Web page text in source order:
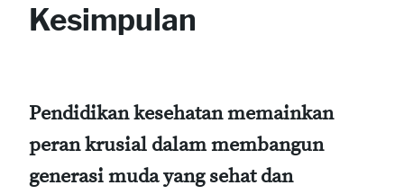
Kesimpulan
Pendidikan kesehatan memainkan
peran krusial dalam membangun
generasi muda yang sehat dan